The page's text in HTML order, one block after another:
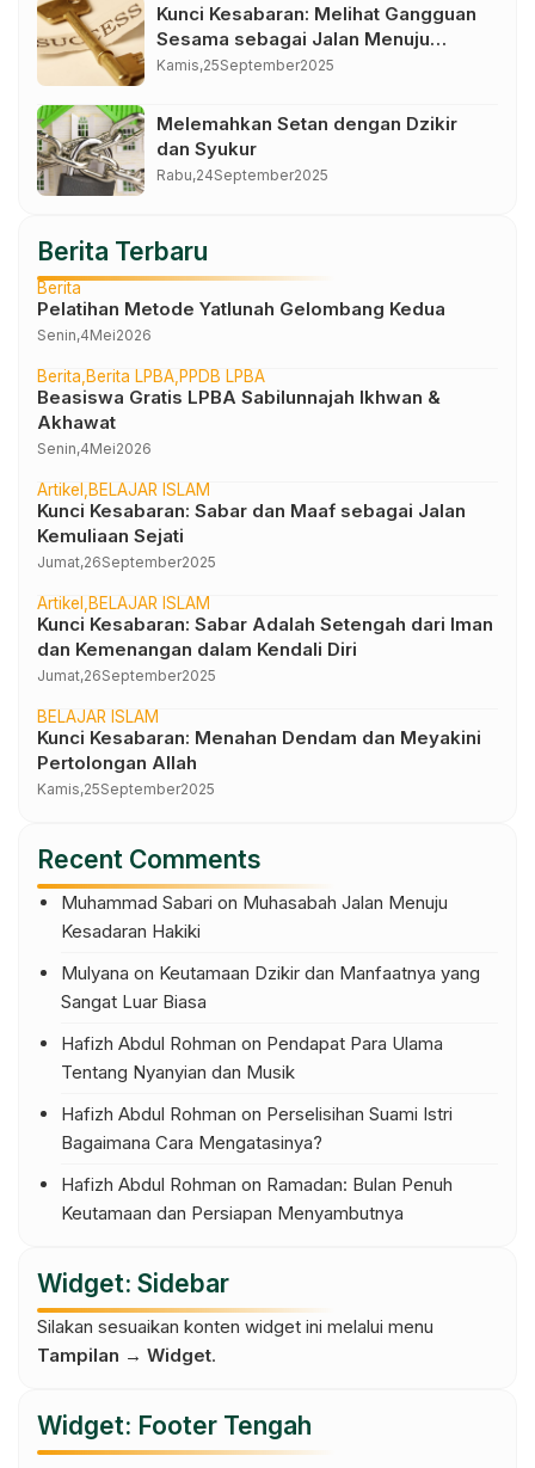
Kunci Kesabaran: Melihat Gangguan
Sesama sebagai Jalan Menuju
Kemuliaan
Kamis,25September2025
Melemahkan Setan dengan Dzikir
dan Syukur
Rabu,24September2025
Berita Terbaru
Berita
Pelatihan Metode Yatlunah Gelombang Kedua
Senin,4Mei2026
Berita Berita LPBA PPDB LPBA
Beasiswa Gratis LPBA Sabilunnajah Ikhwan &
Akhawat
Senin,4Mei2026
Artikel BELAJAR ISLAM
Kunci Kesabaran: Sabar dan Maaf sebagai Jalan
Kemuliaan Sejati
Jumat,26September2025
Artikel BELAJAR ISLAM
Kunci Kesabaran: Sabar Adalah Setengah dari Iman
dan Kemenangan dalam Kendali Diri
Jumat,26September2025
BELAJAR ISLAM
Kunci Kesabaran: Menahan Dendam dan Meyakini
Pertolongan Allah
Kamis,25September2025
Recent Comments
Muhammad Sabari on Muhasabah Jalan Menuju
Kesadaran Hakiki
Mulyana on Keutamaan Dzikir dan Manfaatnya yang
Sangat Luar Biasa
Hafizh Abdul Rohman on Pendapat Para Ulama
Tentang Nyanyian dan Musik
Hafizh Abdul Rohman on Perselisihan Suami Istri
Bagaimana Cara Mengatasinya?
Hafizh Abdul Rohman on Ramadan: Bulan Penuh
Keutamaan dan Persiapan Menyambutnya
Widget: Sidebar
Silakan sesuaikan konten widget ini melalui menu
Tampilan → Widget.
Widget: Footer Tengah